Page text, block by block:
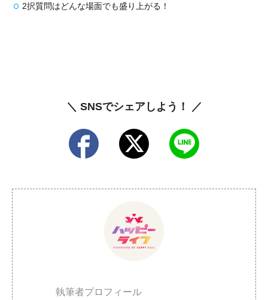
2択質問はどんな場面でも盛り上がる！
＼ SNSでシェアしよう！ ／
執筆者プロフィール